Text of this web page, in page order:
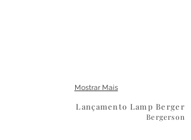
Mostrar Mais
Lançamento Lamp Berger
Bergerson